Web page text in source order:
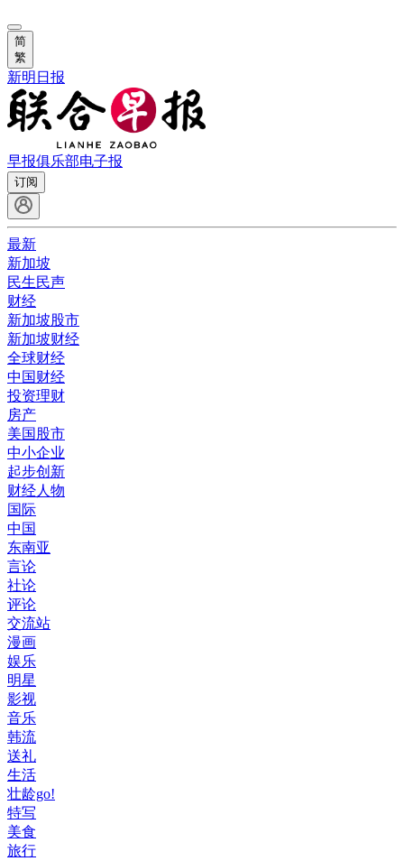
简
繁
新明日报
早报俱乐部电子报
订阅
最新
新加坡
民生民声
财经
新加坡股市
新加坡财经
全球财经
中国财经
投资理财
房产
美国股市
中小企业
起步创新
财经人物
国际
中国
东南亚
言论
社论
评论
交流站
漫画
娱乐
明星
影视
音乐
韩流
送礼
生活
壮龄go!
特写
美食
旅行